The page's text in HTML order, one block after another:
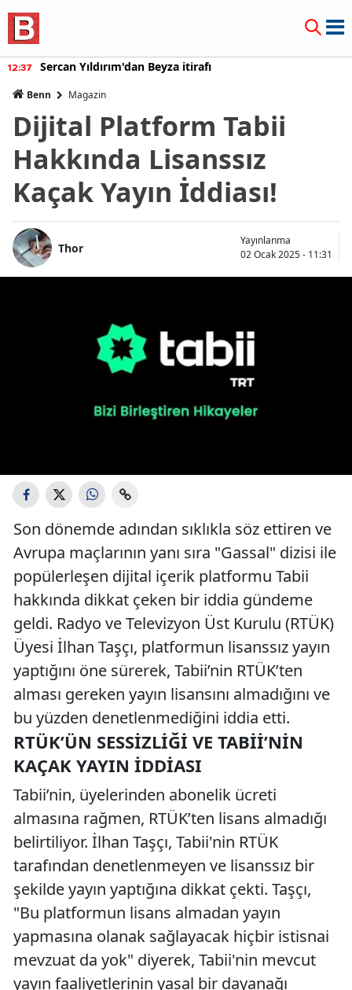
12:37 Sercan Yıldırım'dan Beyza itirafı
Benn Magazin
Dijital Platform Tabii
Hakkında Lisanssız
Kaçak Yayın İddiası!
Thor
Yayınlanma
02 Ocak 2025 - 11:31
Son dönemde adından sıklıkla söz ettiren ve
Avrupa maçlarının yanı sıra "Gassal" dizisi ile
popülerleşen dijital içerik platformu Tabii
hakkında dikkat çeken bir iddia gündeme
geldi. Radyo ve Televizyon Üst Kurulu (RTÜK)
Üyesi İlhan Taşçı, platformun lisanssız yayın
yaptığını öne sürerek, Tabii’nin RTÜK’ten
alması gereken yayın lisansını almadığını ve
bu yüzden denetlenmediğini iddia etti.
RTÜK’ÜN SESSIZLIĞI VE TABII’NIN
KAÇAK YAYIN İDDIASI
Tabii’nin, üyelerinden abonelik ücreti
almasına rağmen, RTÜK’ten lisans almadığı
belirtiliyor. İlhan Taşçı, Tabii'nin RTÜK
tarafından denetlenmeyen ve lisanssız bir
şekilde yayın yaptığına dikkat çekti. Taşçı,
"Bu platformun lisans almadan yayın
yapmasına olanak sağlayacak hiçbir istisnai
mevzuat da yok" diyerek, Tabii'nin mevcut
yayın faaliyetlerinin yasal bir dayanağı